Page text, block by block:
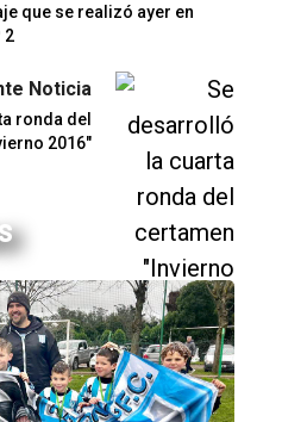
que se realizó ayer en
2
Noticia
ronda del
2016"